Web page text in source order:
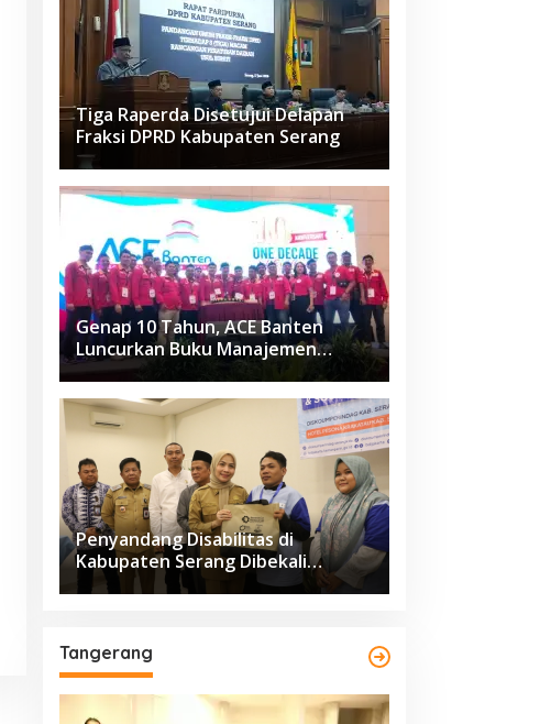
Tiga Raperda Disetujui Delapan
Fraksi DPRD Kabupaten Serang
Genap 10 Tahun, ACE Banten
Luncurkan Buku Manajemen
Fasilitas
Penyandang Disabilitas di
Kabupaten Serang Dibekali
Pelatihan Pengolahan Hasil
Tangerang